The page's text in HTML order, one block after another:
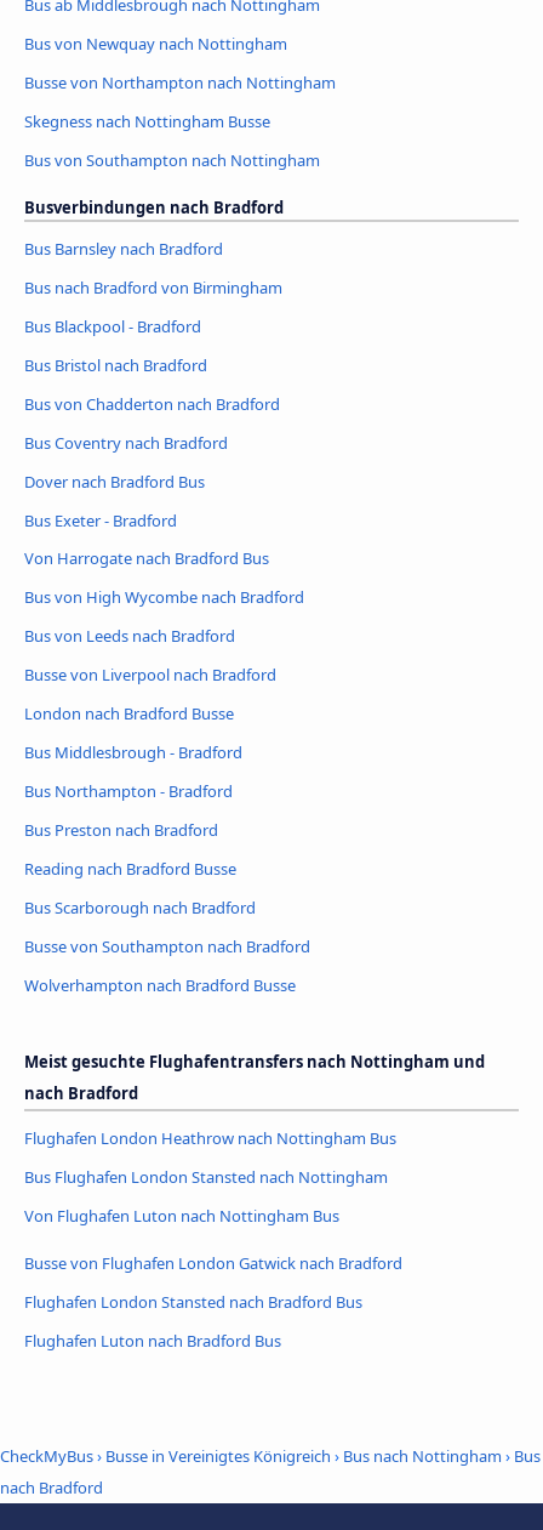
Bus ab Middlesbrough nach Nottingham
Bus von Newquay nach Nottingham
Busse von Northampton nach Nottingham
Skegness nach Nottingham Busse
Bus von Southampton nach Nottingham
Busverbindungen nach Bradford
Bus Barnsley nach Bradford
Bus nach Bradford von Birmingham
Bus Blackpool - Bradford
Bus Bristol nach Bradford
Bus von Chadderton nach Bradford
Bus Coventry nach Bradford
Dover nach Bradford Bus
Bus Exeter - Bradford
Von Harrogate nach Bradford Bus
Bus von High Wycombe nach Bradford
Bus von Leeds nach Bradford
Busse von Liverpool nach Bradford
London nach Bradford Busse
Bus Middlesbrough - Bradford
Bus Northampton - Bradford
Bus Preston nach Bradford
Reading nach Bradford Busse
Bus Scarborough nach Bradford
Busse von Southampton nach Bradford
Wolverhampton nach Bradford Busse
Meist gesuchte Flughafentransfers nach Nottingham und
nach Bradford
Flughafen London Heathrow nach Nottingham Bus
Bus Flughafen London Stansted nach Nottingham
Von Flughafen Luton nach Nottingham Bus
Busse von Flughafen London Gatwick nach Bradford
Flughafen London Stansted nach Bradford Bus
Flughafen Luton nach Bradford Bus
CheckMyBus› Busse in Vereinigtes Königreich › Bus nach Nottingham › Bus
nach Bradford